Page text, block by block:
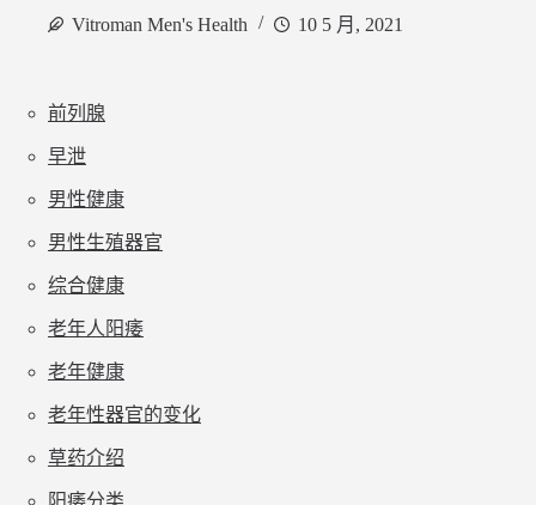
Vitroman Men's Health 10 5 月, 2021
前列腺
早泄
男性健康
男性生殖器官
综合健康
老年人阳痿
老年健康
老年性器官的变化
草药介绍
阳痿分类